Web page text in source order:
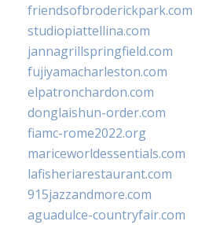
friendsofbroderickpark.com
studiopiattellina.com
jannagrillspringfield.com
fujiyamacharleston.com
elpatronchardon.com
donglaishun-order.com
fiamc-rome2022.org
mariceworldessentials.com
lafisheriarestaurant.com
915jazzandmore.com
aguadulce-countryfair.com